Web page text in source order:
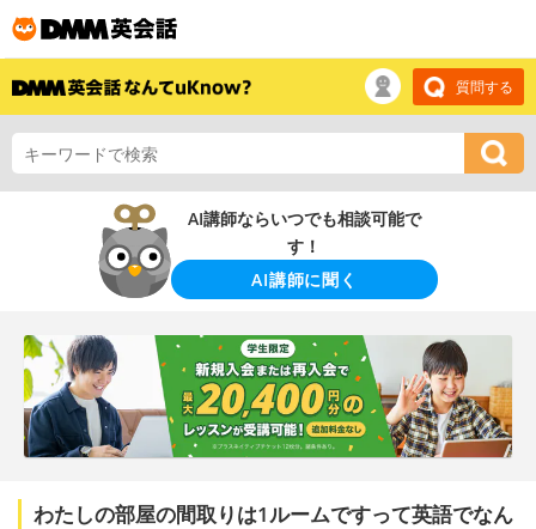
質問する
AI講師ならいつでも相談可能で
す！
AI講師に聞く
わたしの部屋の間取りは1ルームですって英語でなん